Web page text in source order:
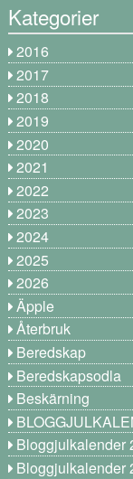
Kategorier
2016
2017
2018
2019
2020
2021
2022
2023
2024
2025
2026
Äpple
Återbruk
Beredskap
Beredskapsodla
Beskärning
Bloggjulkalender
Bloggjulkalender